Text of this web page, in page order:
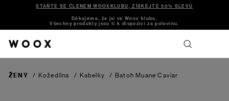
STAŇTE SE ČLENEM WOOXKLUBU, ZÍSKEJTE 50% SLEVU
Děkujeme, že jsi ve Woox klubu.
Všechny produkty jsou ti k dispozici za polovinu.
ŽENY / Kožedílna / Kabelky / Batoh MuaneCaviar